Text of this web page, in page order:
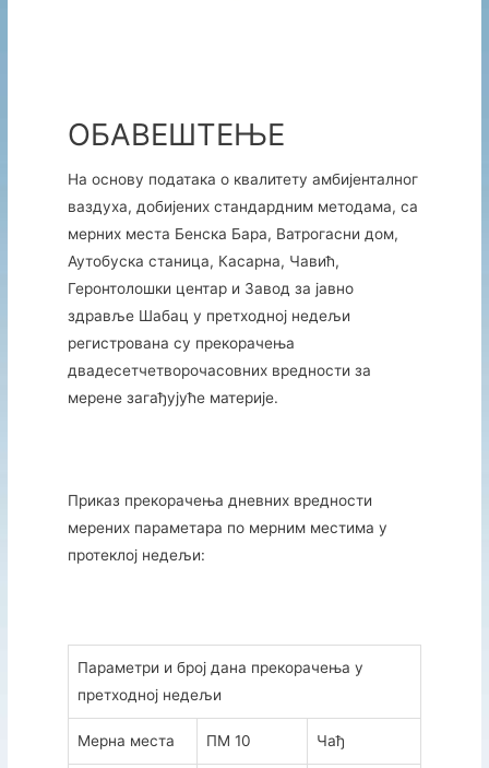
ОБАВЕШТЕЊЕ
На основу података о квалитету амбијенталног
ваздуха, добијених стандардним методама, са
мерних места Бенска Бара, Ватрогасни дом,
Аутобуска станица, Касарна, Чавић,
Геронтолошки центар и Завод за јавно
здравље Шабац у претходној недељи
регистрована су прекорачења
двадесетчетворочасовних вредности за
мерене загађујуће материје.
Приказ прекорачења дневних вредности
мерених параметара по мерним местима у
протеклој недељи:
Параметри и број дана прекорачења у
претходној недељи
Мерна места ПМ 10 Чађ